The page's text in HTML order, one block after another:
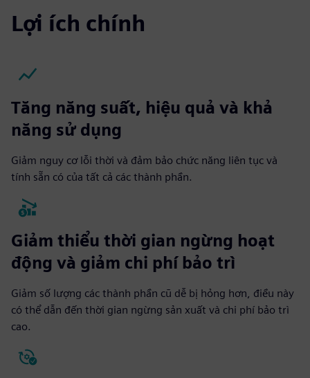
Lợi ích chính
Tăng năng suất, hiệu quả và khả
năng sử dụng
Giảm nguy cơ lỗi thời và đảm bảo chức năng liên tục và
tính sẵn có của tất cả các thành phần.
Giảm thiểu thời gian ngừng hoạt
động và giảm chi phí bảo trì
Giảm số lượng các thành phần cũ dễ bị hỏng hơn, điều này
có thể dẫn đến thời gian ngừng sản xuất và chi phí bảo trì
cao.